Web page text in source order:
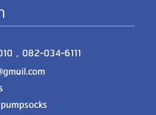
, 082-034-6111